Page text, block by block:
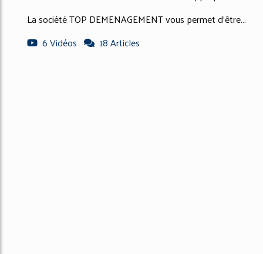
La société TOP DEMENAGEMENT vous permet d'être...
6 Vidéos
18 Articles